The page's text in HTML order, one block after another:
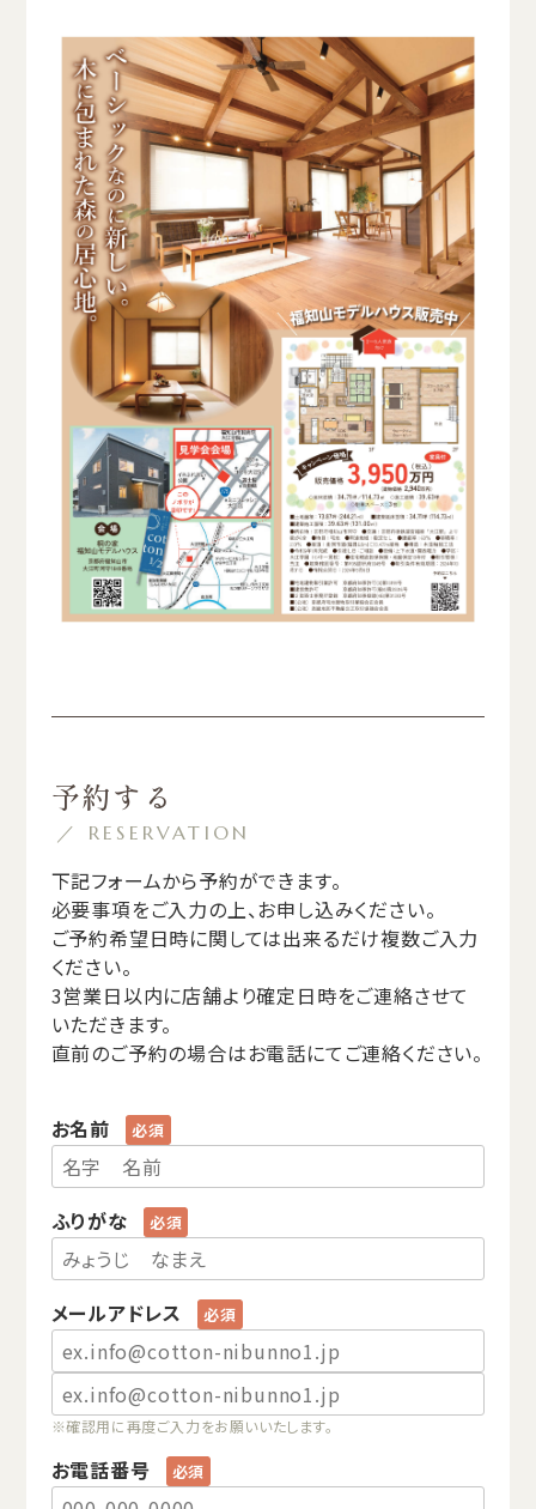
予約する
／ RESERVATION
下記フォームから予約ができます。
必要事項をご入力の上、お申し込みください。
ご予約希望日時に関しては出来るだけ複数ご入力
ください。
3営業日以内に店舗より確定日時をご連絡させて
いただきます。
直前のご予約の場合はお電話にてご連絡ください。
お名前
ふりがな
メールアドレス
※確認用に再度ご入力をお願いいたします。
お電話番号